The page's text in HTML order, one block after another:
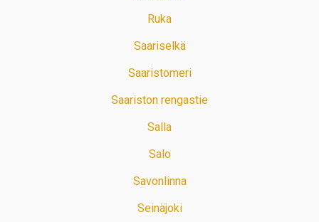
Ruka
Saariselkä
Saaristomeri
Saariston rengastie
Salla
Salo
Savonlinna
Seinäjoki